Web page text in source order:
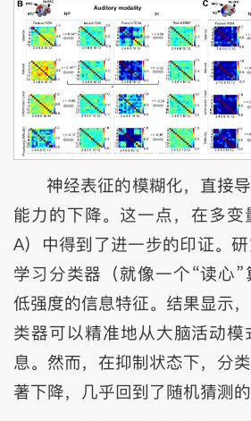
神经表征的模糊化，直接
能力的下降。这一点，在多变
A）中得到了进一步的印证。
学习分类器（就像一个“读心”
低强度的信息特征。结果显示
类器可以精准地从大脑活动
息。然而，在抑制状态下，分
著下降，几乎回到了随机猜测的